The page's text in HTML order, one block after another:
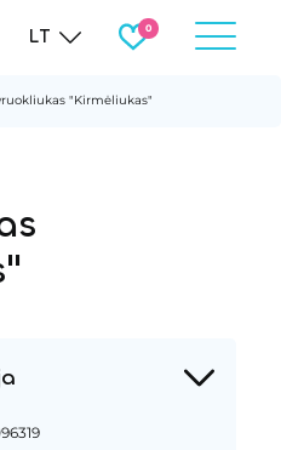
LT
"Kirmėliukas"